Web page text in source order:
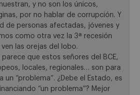
y no son los únicos,
por no hablar de corrupción. Y
de personas afectadas, jóvenes y
como otra vez la 3ª recesión
las orejas del lobo.
que estos señores del BCE,
locales, regionales… son para
un “problema”. ¿Debe el Estado, es
“un problema”? Mejor